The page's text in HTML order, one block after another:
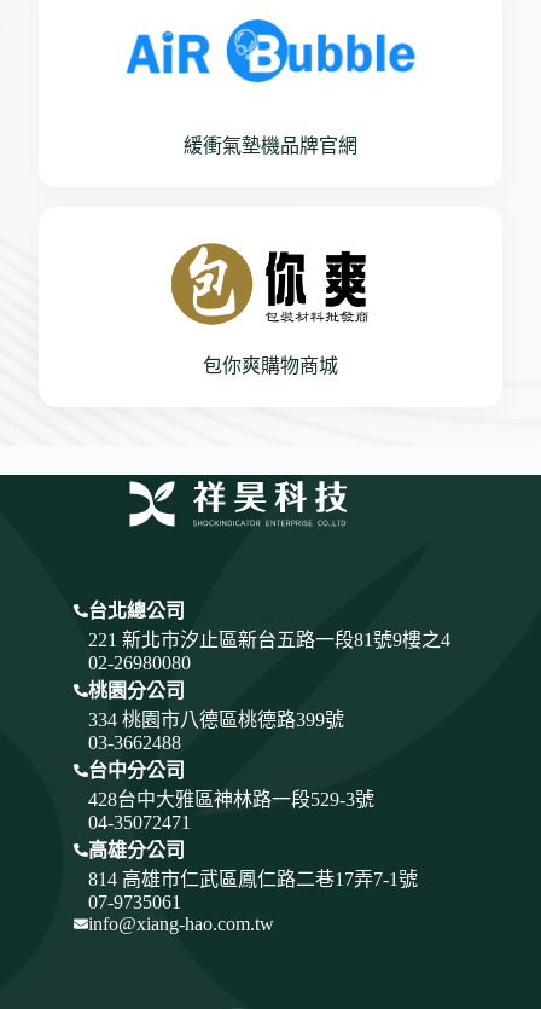
緩衝氣墊機品牌官網
包你爽購物商城
台北總公司
221 新北市汐止區新台五路一段81號9樓之4
02-26980080
桃園分公司
334 桃園市八德區桃德路399號
03-3662488
台中分公司
428台中大雅區神林路一段529-3號
04-35072471
高雄分公司
814 高雄市仁武區鳳仁路二巷17弄7-1號
07-9735061
info@xiang-hao.com.tw